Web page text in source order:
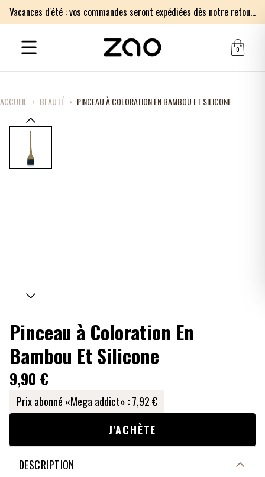
Vacances d'été : vos commandes seront expédiées dès notre retour le lundi 17 août. Merci pour votre patience.
0
ACCUEIL › BEAUTÉ › PINCEAU À COLORATION EN BAMBOU ET SILICONE
Pinceau à Coloration En
Bambou Et Silicone
9,90 €
Prix abonné «Mega addict» :7,92 €
J'ACHÈTE
DESCRIPTION